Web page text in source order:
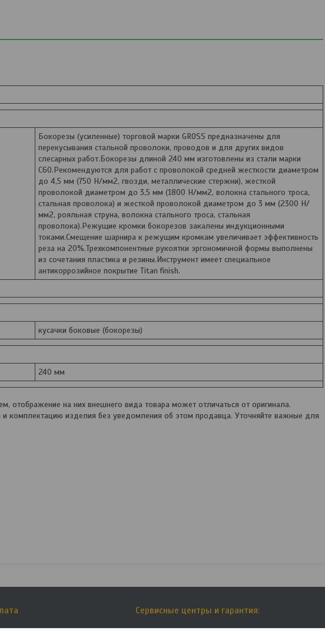
Бокорезы (усиленные) торговой марки GROSS предназначены для
перекусывания стальной проволоки, проводов и для других видов
слесарных работ.Бокорезы длиной 240 мм изготовлены из стали марки
С60.Рекомендуются для работ с проволокой средней жесткости диаметром
до 4,5 мм (750 Н/мм2, гвозди, металлические стержни), жесткой
проволокой диаметром до 3,5 мм (1800 Н/мм2, волокна стального троса,
стальная проволока) и жесткой проволокой диаметром до 3 мм (2300 Н/
мм2, рояльная струна, волокна стального троса, стальная
проволока).Режущие кромки бокорезов закалены индукционными
токами.Смещение шарнира к режущим кромкам увеличивает эффективность
реза на 20%.Трехкомпонентные рукоятки эргономичной формы выполнены
из сочетания пластика и резины.Инструмент имеет специальное
антикоррозийное покрытие Titan finish.
кусачки боковые (бокорезы)
240 мм
на них внешнего вида товара может отличаться от оригинала.
и комплектацию изделия без уведомления об этом продавца. Уточняйте важные для
Сервисные центры и гарантия: